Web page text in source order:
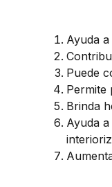
Ayuda
Puede
Permite
Brinda
Ayuda